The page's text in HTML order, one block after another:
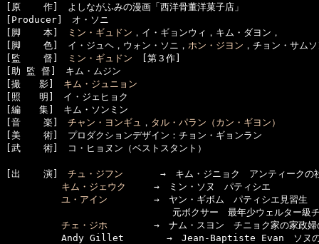
[原    作]　よしながふみの漫画「西洋骨董洋菓子店」
[Producer]　オ・ソニ
[脚    本]
ミン・ギュドン ，イ・ギョンウィ，キム・ダヨン，
[脚    色]　イ・ジュヘ，ウォン・ソニ， ホン・ジヨン ，チョン・サム
[監    督]
ミン・ギュドン [第３作]
[助 監 督]　キム・ムジン
[撮　　影] キム・ジュニョン
[照　　明]　イ・ジェヒョク
[編　　集]　キム・ソンミン
[音    楽] チャン・ヨンギュ ， タル・パラン（カン・ギヨン）
[美    術]　プロダクションデザイン：チョン・ギョンラン
[武    術]　コ・ヒョヌン（ベストスタント）
[出    演] チュ・ジフン →　キム・ジニョク　アンティーク
キム・ジェウク
→　ミン・ソヌ　パティシエ
ユ・アイン →　ヤン・ギボム　パティシエ見習生
元ボクサー　最年少ウェルター級チャン
チェ・ジホ →　ナム・スヨン　チニョク家の家政婦
Andy Gillet　　　　 →　Jean-Baptiste Evan　ソヌの